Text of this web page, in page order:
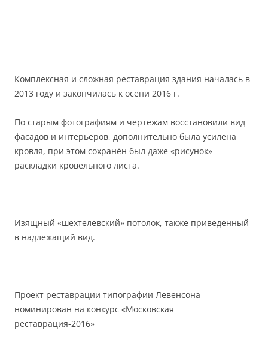
Комплексная и сложная реставрация здания началась в
2013 году и закончилась к осени 2016 г.
По старым фотографиям и чертежам восстановили вид
фасадов и интерьеров, дополнительно была усилена
кровля, при этом сохранён был даже «рисунок»
раскладки кровельного листа.
Изящный «шехтелевский» потолок, также приведенный
в надлежащий вид.
Проект реставрации типографии Левенсона
номинирован на конкурс «Московская
реставрация-2016»